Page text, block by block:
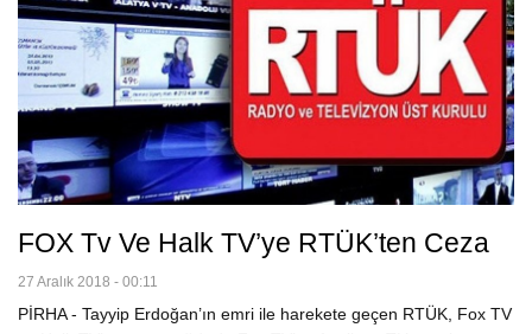
FOX Tv Ve Halk TV’ye RTÜK’ten Ceza
27 Aralık 2018 - 00:11
PİRHA - Tayyip Erdoğan’ın emri ile harekete geçen RTÜK, Fox TV